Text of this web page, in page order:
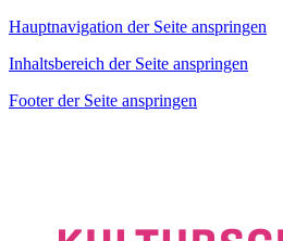
Hauptnavigation der Seite anspringen
Inhaltsbereich der Seite anspringen
Footer der Seite anspringen